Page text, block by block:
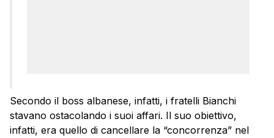
Secondo il boss albanese, infatti, i fratelli Bianchi
stavano ostacolando i suoi affari. Il suo obiettivo,
infatti, era quello di cancellare la “concorrenza” nel